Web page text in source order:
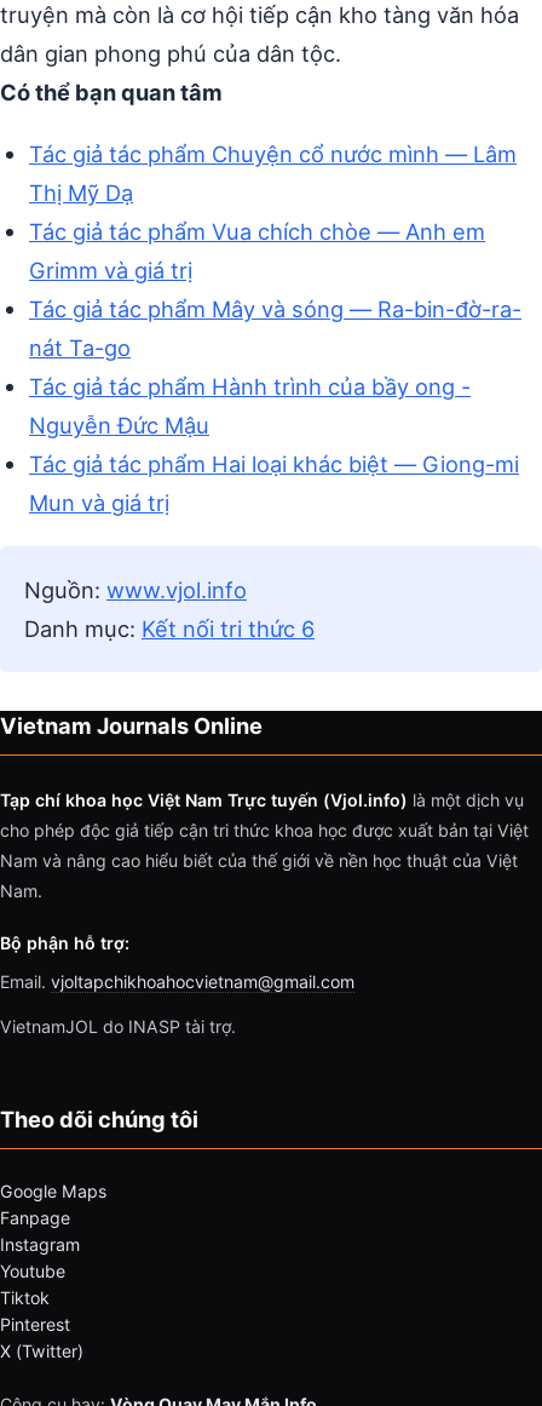
truyện mà còn là cơ hội tiếp cận kho tàng văn hóa
dân gian phong phú của dân tộc.
Có thể bạn quan tâm
Tác giả tác phẩm Chuyện cổ nước mình — Lâm
Thị Mỹ Dạ
Tác giả tác phẩm Vua chích chòe — Anh em
Grimm và giá trị
Tác giả tác phẩm Mây và sóng — Ra-bin-đờ-ra-
nát Ta-go
Tác giả tác phẩm Hành trình của bầy ong -
Nguyễn Đức Mậu
Tác giả tác phẩm Hai loại khác biệt — Giong-mi
Mun và giá trị
Nguồn: www.vjol.info
Danh mục: Kết nối tri thức 6
Vietnam Journals Online
Tạp chí khoa học Việt Nam Trực tuyến (Vjol.info) là một dịch vụ
cho phép độc giả tiếp cận tri thức khoa học được xuất bản tại Việt
Nam và nâng cao hiểu biết của thế giới về nền học thuật của Việt
Nam.
Bộ phận hỗ trợ:
Email. vjoltapchikhoahocvietnam@gmail.com
VietnamJOL do INASP tài trợ.
Theo dõi chúng tôi
Google Maps
Fanpage
Instagram
Youtube
Tiktok
Pinterest
X (Twitter)